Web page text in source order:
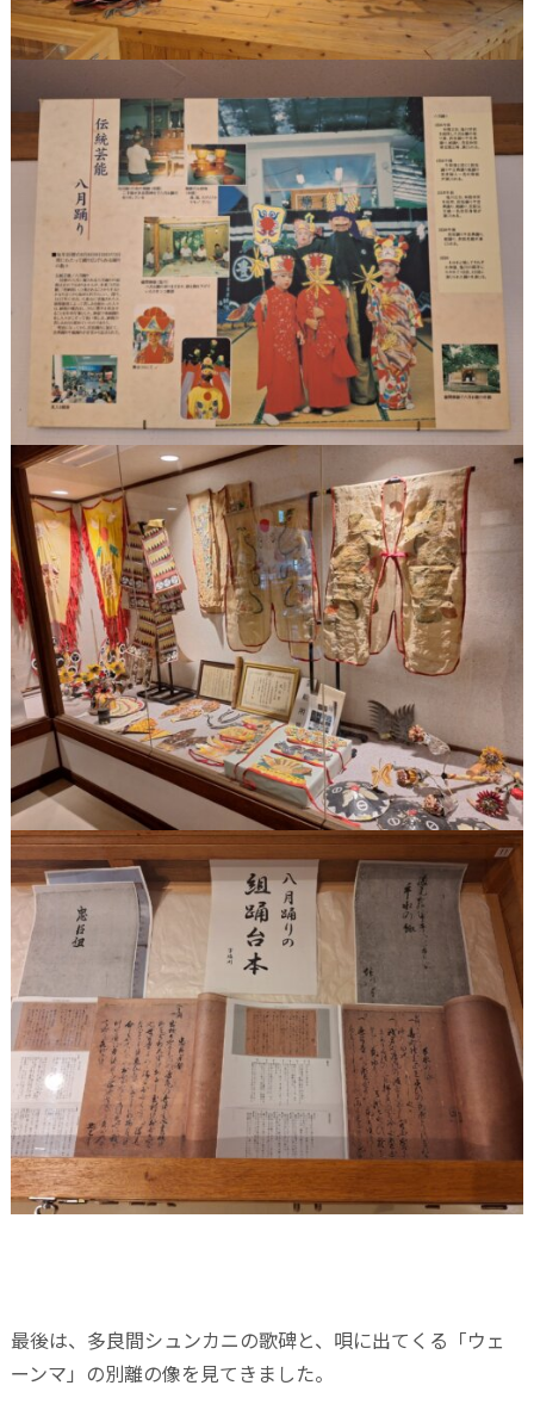
最後は、多良間シュンカニの歌碑と、唄に出てくる「ウェ
ーンマ」の別離の像を見てきました。